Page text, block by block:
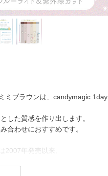
ミブラウンは、candymagic 1day
した質感を作り出します。
合わせにおすすめです。
2007年発売以来、